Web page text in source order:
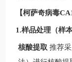
【柯萨奇病毒
1.样品处理（样
核酸提取 推荐